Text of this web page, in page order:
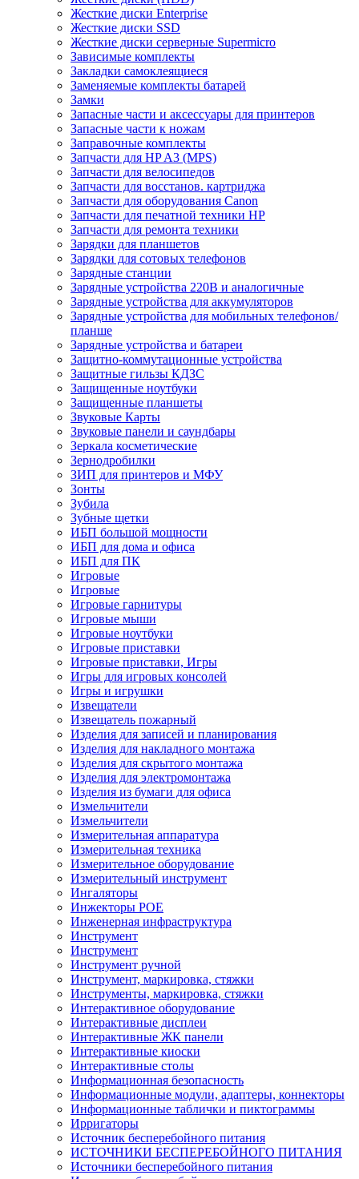
Жесткие диски Enterprise
Жесткие диски SSD
Жесткие диски серверные Supermicro
Зависимые комплекты
Закладки самоклеящиеся
Заменяемые комплекты батарей
Замки
Запасные части и аксессуары для принтеров
Запасные части к ножам
Заправочные комплекты
Запчасти для HP A3 (MPS)
Запчасти для велосипедов
Запчасти для восстанов. картриджа
Запчасти для оборудования Canon
Запчасти для печатной техники HP
Запчасти для ремонта техники
Зарядки для планшетов
Зарядки для сотовых телефонов
Зарядные станции
Зарядные устройства 220В и аналогичные
Зарядные устройства для аккумуляторов
Зарядные устройства для мобильных телефонов/
планше
Зарядные устройства и батареи
Защитно-коммутационные устройства
Защитные гильзы КДЗС
Защищенные ноутбуки
Защищенные планшеты
Звуковые Карты
Звуковые панели и саундбары
Зеркала косметические
Зернодробилки
ЗИП для принтеров и МФУ
Зонты
Зубила
Зубные щетки
ИБП большой мощности
ИБП для дома и офиса
ИБП для ПК
Игровые
Игровые
Игровые гарнитуры
Игровые мыши
Игровые ноутбуки
Игровые приставки
Игровые приставки, Игры
Игры для игровых консолей
Игры и игрушки
Извещатели
Извещатель пожарный
Изделия для записей и планирования
Изделия для накладного монтажа
Изделия для скрытого монтажа
Изделия для электромонтажа
Изделия из бумаги для офиса
Измельчители
Измельчители
Измерительная аппаратура
Измерительная техника
Измерительное оборудование
Измерительный инструмент
Ингаляторы
Инжекторы POE
Инженерная инфраструктура
Инструмент
Инструмент
Инструмент ручной
Инструмент, маркировка, стяжки
Инструменты, маркировка, стяжки
Интерактивное оборудование
Интерактивные дисплеи
Интерактивные ЖК панели
Интерактивные киоски
Интерактивные столы
Информационная безопасность
Информационные модули, адаптеры, коннекторы
Информационные таблички и пиктограммы
Ирригаторы
Источник бесперебойного питания
ИСТОЧНИКИ БЕСПЕРЕБОЙНОГО ПИТАНИЯ
Источники бесперебойного питания